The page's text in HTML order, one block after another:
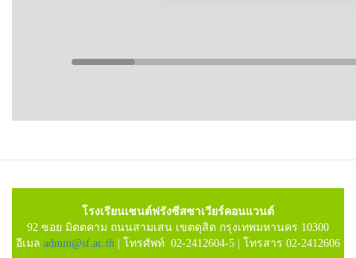
โรงเรียนเซนต์ฟรังซีสซาเวียร์คอนแวนต์
92 ซอย มิตตคาม ถนนสามเสน เขตดุสิต กรุงเทพมหานคร 10300
อีเมล admin@sf.ac.th | โทรศัพท์ 02-2412604-5 | โทรสาร 02-2412606